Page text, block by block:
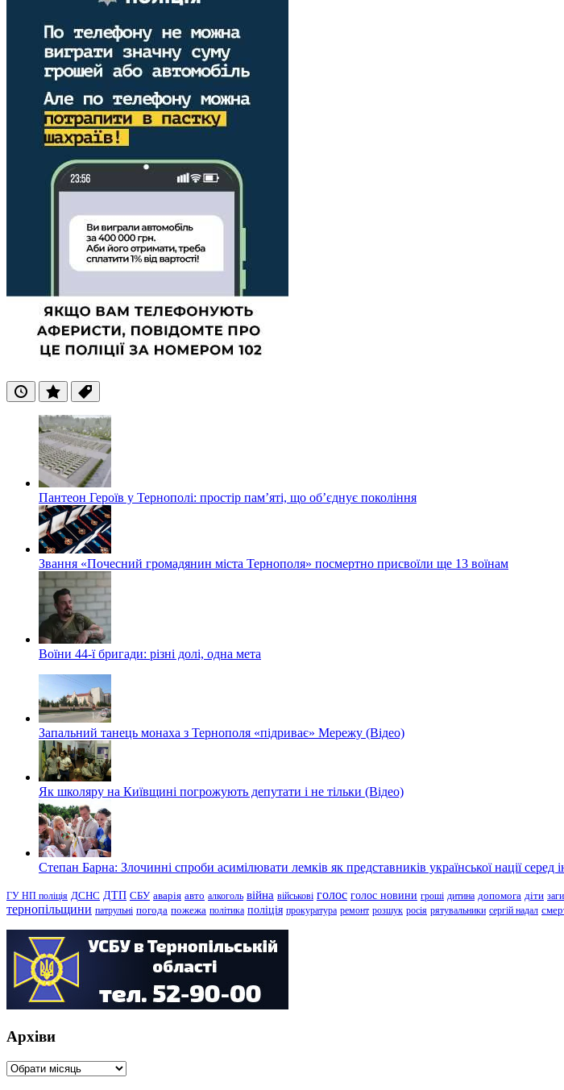
ОстанніПопулярні
Теги
Пантеон Героїв у Тернополі: простір пам’яті, що об’єднує покоління
Звання «Почесний громадянин міста Тернополя» посмертно присвоїли ще 13 воїнам
Воїни 44-ї бригади: різні долі, одна мета
Запальний танець монаха з Тернополя «підриває» Мережу (Відео)
Як школяру на Київщині погрожують депутати і не тільки (Відео)
Степан Барна: Злочинні спроби асимілювати лемків як представників української нації серед
ГУ НП поліція ДСНС ДТП СБУ аварія авто алкоголь війна військові голос голос новини гроші дитина допомога діти
тернопільщини патрульні погода пожежа політика поліція прокуратура ремонт розшук росія рятувальники сергій надал
Архіви
Архіви